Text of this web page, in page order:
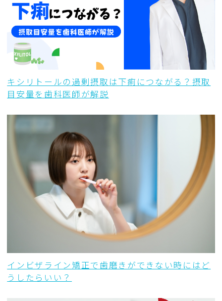
キシリトールの過剰摂取は下痢につながる？摂取
目安量を歯科医師が解説
インビザライン矯正で歯磨きができない時にはど
うしたらいい？